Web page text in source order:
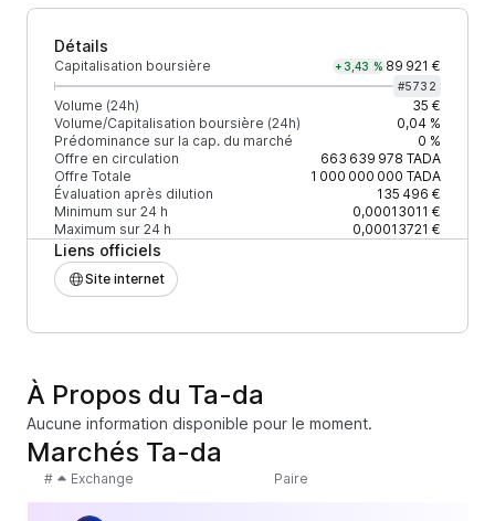
Détails
Capitalisation boursière +3,43 % 89 921 €
#5732
Volume (24h)
35 €
Volume/Capitalisation boursière (24h)
0,04 %
Prédominance sur la cap. du marché
0 %
Offre en circulation
663 639 978 TADA
Offre Totale
1 000 000 000 TADA
Évaluation après dilution
135 496 €
Minimum sur 24 h
0,00013011 €
Maximum sur 24 h
0,00013721 €
Liens officiels
Site internet
À Propos du Ta-da
Aucune information disponible pour le moment.
Marchés Ta-da
# Exchange Paire